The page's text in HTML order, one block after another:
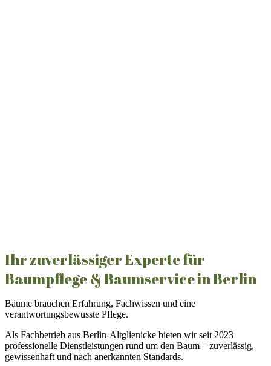
Ihr zuverlässiger Experte für
Baumpflege & Baumservice in Berlin
Bäume brauchen Erfahrung, Fachwissen und eine
verantwortungsbewusste Pflege.
Als Fachbetrieb aus Berlin-Altglienicke bieten wir seit 2023
professionelle Dienstleistungen rund um den Baum – zuverlässig,
gewissenhaft und nach anerkannten Standards.